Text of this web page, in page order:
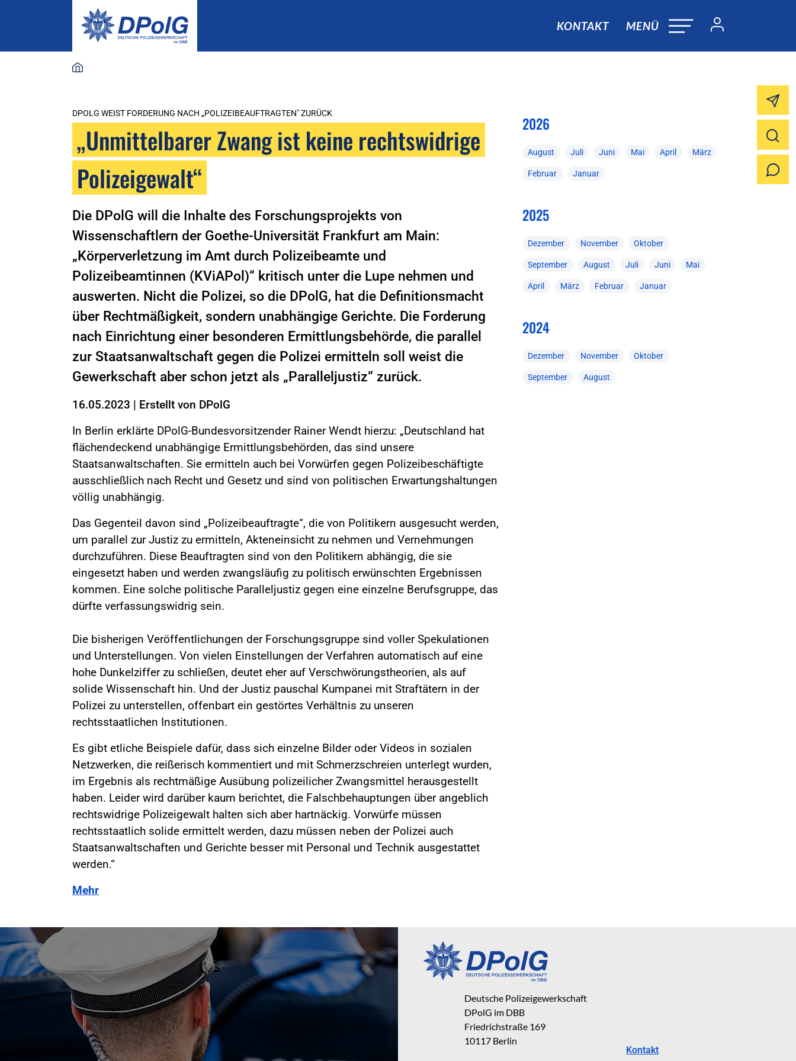
KONTAKT MENÜ
DPOLG WEIST FORDERUNG NACH „POLIZEIBEAUFTRAGTEN" ZURÜCK
„Unmittelbarer Zwang ist keine rechtswidrige
Polizeigewalt“
Die DPolG will die Inhalte des Forschungsprojekts von
Wissenschaftlern der Goethe-Universität Frankfurt am Main:
„Körperverletzung im Amt durch Polizeibeamte und
Polizeibeamtinnen (KViAPol)“ kritisch unter die Lupe nehmen und
auswerten. Nicht die Polizei, so die DPolG, hat die Definitionsmacht
über Rechtmäßigkeit, sondern unabhängige Gerichte. Die Forderung
nach Einrichtung einer besonderen Ermittlungsbehörde, die parallel
zur Staatsanwaltschaft gegen die Polizei ermitteln soll weist die
Gewerkschaft aber schon jetzt als „Paralleljustiz“ zurück.
16.05.2023 | Erstellt von DPolG
In Berlin erklärte DPolG-Bundesvorsitzender Rainer Wendt hierzu: „Deutschland hat
flächendeckend unabhängige Ermittlungsbehörden, das sind unsere
Staatsanwaltschaften. Sie ermitteln auch bei Vorwürfen gegen Polizeibeschäftigte
ausschließlich nach Recht und Gesetz und sind von politischen Erwartungshaltungen
völlig unabhängig.
Das Gegenteil davon sind „Polizeibeauftragte“, die von Politikern ausgesucht werden,
um parallel zur Justiz zu ermitteln, Akteneinsicht zu nehmen und Vernehmungen
durchzuführen. Diese Beauftragten sind von den Politikern abhängig, die sie
eingesetzt haben und werden zwangsläufig zu politisch erwünschten Ergebnissen
kommen. Eine solche politische Paralleljustiz gegen eine einzelne Berufsgruppe, das
dürfte verfassungswidrig sein.
Die bisherigen Veröffentlichungen der Forschungsgruppe sind voller Spekulationen
und Unterstellungen. Von vielen Einstellungen der Verfahren automatisch auf eine
hohe Dunkelziffer zu schließen, deutet eher auf Verschwörungstheorien, als auf
solide Wissenschaft hin. Und der Justiz pauschal Kumpanei mit Straftätern in der
Polizei zu unterstellen, offenbart ein gestörtes Verhältnis zu unseren
rechtsstaatlichen Institutionen.
Es gibt etliche Beispiele dafür, dass sich einzelne Bilder oder Videos in sozialen
Netzwerken, die reißerisch kommentiert und mit Schmerzschreien unterlegt wurden,
im Ergebnis als rechtmäßige Ausübung polizeilicher Zwangsmittel herausgestellt
haben. Leider wird darüber kaum berichtet, die Falschbehauptungen über angeblich
rechtswidrige Polizeigewalt halten sich aber hartnäckig. Vorwürfe müssen
rechtsstaatlich solide ermittelt werden, dazu müssen neben der Polizei auch
Staatsanwaltschaften und Gerichte besser mit Personal und Technik ausgestattet
werden.“
Mehr
2026
August Juli Juni Mai April März
Februar Januar
2025
Dezember November Oktober
September August Juli Juni Mai
April März Februar Januar
2024
Dezember November Oktober
September August
Deutsche Polizeigewerkschaft
DPolG im DBB
Friedrichstraße 169
10117 Berlin
Kontakt